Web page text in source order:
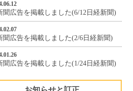
聞広告を掲載しました(6/12日経新聞)
聞広告を掲載しました(2/6日経新聞)
聞広告を掲載しました(1/24日経新聞)